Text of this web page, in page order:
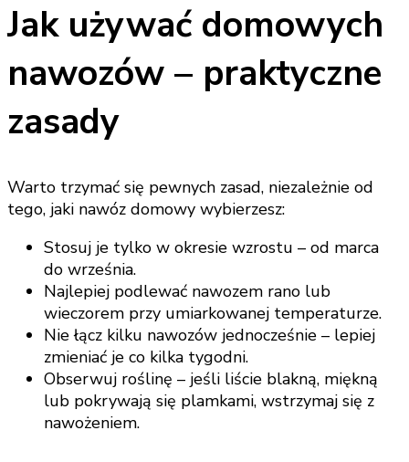
Jak używać domowych
nawozów – praktyczne
zasady
Warto trzymać się pewnych zasad, niezależnie od
tego, jaki nawóz domowy wybierzesz:
Stosuj je tylko w okresie wzrostu – od marca
do września.
Najlepiej podlewać nawozem rano lub
wieczorem przy umiarkowanej temperaturze.
Nie łącz kilku nawozów jednocześnie – lepiej
zmieniać je co kilka tygodni.
Obserwuj roślinę – jeśli liście blakną, miękną
lub pokrywają się plamkami, wstrzymaj się z
nawożeniem.